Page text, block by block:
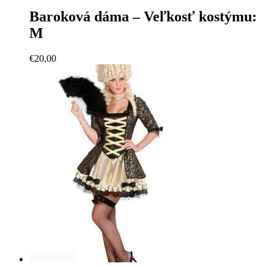
Baroková dáma – Veľkosť kostýmu:
M
€20,00